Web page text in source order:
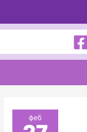
садржај
феб